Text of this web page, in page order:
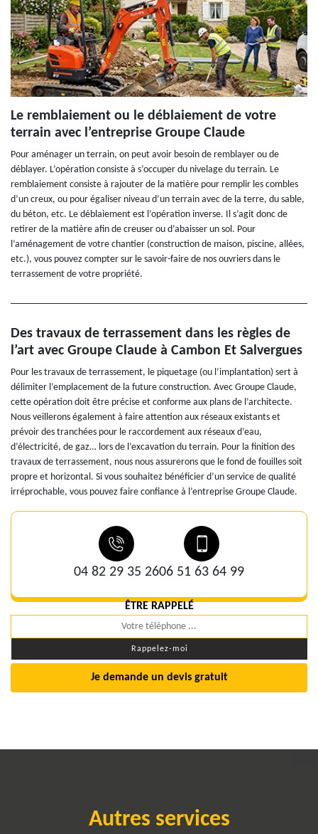
Le remblaiement ou le déblaiement de votre
terrain avec l’entreprise Groupe Claude
Pour aménager un terrain, on peut avoir besoin de remblayer ou de
déblayer. L’opération consiste à s’occuper du nivelage du terrain. Le
remblaiement consiste à rajouter de la matière pour remplir les combles
d’un creux, ou pour égaliser niveau d’un terrain avec de la terre, du sable,
du béton, etc. Le déblaiement est l’opération inverse. Il s’agit donc de
retirer de la matière afin de creuser ou d’abaisser un sol. Pour
l’aménagement de votre chantier (construction de maison, piscine, allées,
etc.), vous pouvez compter sur le savoir-faire de nos ouvriers dans le
terrassement de votre propriété.
Des travaux de terrassement dans les règles de
l’art avec Groupe Claude à Cambon Et Salvergues
Pour les travaux de terrassement, le piquetage (ou l’implantation) sert à
délimiter l’emplacement de la future construction. Avec Groupe Claude,
cette opération doit être précise et conforme aux plans de l’architecte.
Nous veillerons également à faire attention aux réseaux existants et
prévoir des tranchées pour le raccordement aux réseaux d’eau,
d’électricité, de gaz… lors de l’excavation du terrain. Pour la finition des
travaux de terrassement, nous nous assurerons que le fond de fouilles soit
propre et horizontal. Si vous souhaitez bénéficier d’un service de qualité
irréprochable, vous pouvez faire confiance à l’entreprise Groupe Claude.
04 82 29 35 2606 51 63 64 99
ÊTRE RAPPELÉ
Je demande un devis gratuit
Autres services